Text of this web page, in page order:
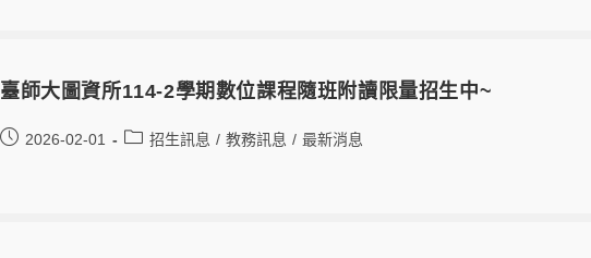
臺師大圖資所114-2學期數位課程隨班附讀限量招生中~
2026-02-01 招生訊息 / 教務訊息 / 最新消息